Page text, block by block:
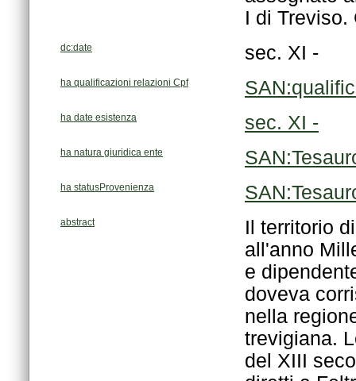
I di Treviso.
dc:date sec. XI -
ha qualificazioni relazioni Cpf
ha date esistenza sec. XI -
ha natura giuridica ente
ha statusProvenienza
abstract